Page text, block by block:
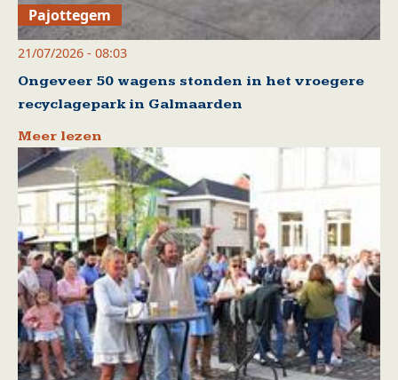
Pajottegem
21/07/2026 - 08:03
Ongeveer 50 wagens stonden in het vroegere
recyclagepark in Galmaarden
Meer lezen